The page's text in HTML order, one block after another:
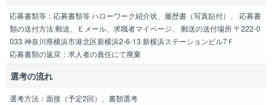
応募書類等：応募書類等 ハローワーク紹介状、履歴書（写真貼付）、 応募書
類の送付方法 郵送、Ｅメール、求職者マイページ、 郵送の送付場所 〒222-0
033 神奈川県横浜市港北区新横浜2-6-13 新横浜ステーションビル7Ｆ
応募書類の返戻：求人者の責任にて廃棄
選考の流れ
選考方法：面接（予定2回）、書類選考